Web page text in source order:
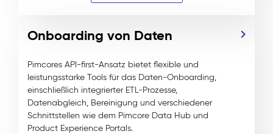
Onboarding von Daten
Pimcores API-first-Ansatz bietet flexible und
leistungsstarke Tools für das Daten-Onboarding,
einschließlich integrierter ETL-Prozesse,
Datenabgleich, Bereinigung und verschiedener
Schnittstellen wie dem Pimcore Data Hub und
Product Experience Portals.